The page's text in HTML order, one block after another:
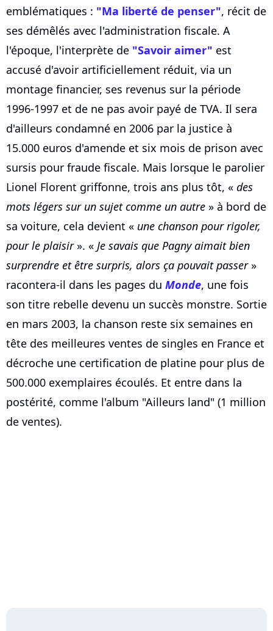
emblématiques : "Ma liberté de penser", récit de
ses démêlés avec l'administration fiscale. A
l'époque, l'interprète de "Savoir aimer" est
accusé d'avoir artificiellement réduit, via un
montage financier, ses revenus sur la période
1996-1997 et de ne pas avoir payé de TVA. Il sera
d'ailleurs condamné en 2006 par la justice à
15.000 euros d'amende et six mois de prison avec
sursis pour fraude fiscale. Mais lorsque le parolier
Lionel Florent griffonne, trois ans plus tôt, « des
mots légers sur un sujet comme un autre » à bord de
sa voiture, cela devient « une chanson pour rigoler,
pour le plaisir». « Je savais que Pagny aimait bien
surprendre et être surpris, alors ça pouvait passer»
racontera-il dans les pages du Monde, une fois
son titre rebelle devenu un succès monstre. Sortie
en mars 2003, la chanson reste six semaines en
tête des meilleures ventes de singles en France et
décroche une certification de platine pour plus de
500.000 exemplaires écoulés. Et entre dans la
postérité, comme l'album "Ailleurs land" (1 million
de ventes).